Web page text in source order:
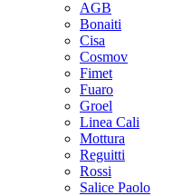
AGB
Bonaiti
Cisa
Cosmov
Fimet
Fuaro
Groel
Linea Cali
Mottura
Reguitti
Rossi
Salice Paolo